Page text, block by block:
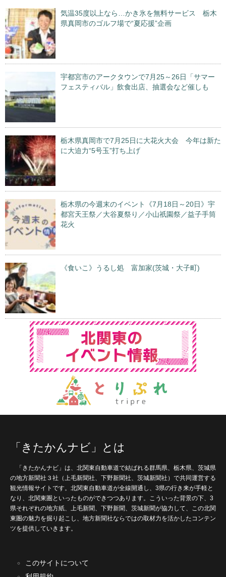
気温35度以上なら…かき氷を無料サービス 栃木
県真岡市のゴルフ場で“夏応援”企画
宇都宮市のアークタウンで7月25～26日「サマー
フェスティバル」飲食出店、抽選会など催しも
栃木県真岡市で7月25日に大花火大会 今年は新た
に大迫力“5号玉”打ち上げ
栃木県の今週末のイベント《7月18日～20日》宇
都宮天王祭／大谷夏祭り／小山祇園祭／益子手筒
花火
《食いこ》うるし処 富加家(茨城・大子町)
「きたかんナビ」とは
「きたかんナビ」は、北関東自動車道で結ばれる群馬県、栃木県、茨城県
の地方新聞社３社（上毛新聞社、下野新聞社、茨城新聞社）で共同運営する
観光情報サイトです。北関東自動車道が全線開通し、3県の行き来が手軽と
なり、北関東圏といったものができつつあります。こういった背景の下、3
県それぞれの地方紙、上毛新聞、下野新聞、茨城新聞が協力して、この北関
東圏の魅力を掘り起こし、地方新聞社ならではの取材力を活かしたコンテン
ツを提供していきます。
このサイトについて